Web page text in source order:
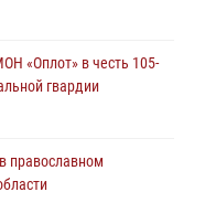
государственных
участие в богослужении
костромские
«Оплот» в честь 105-
гвардии
православном